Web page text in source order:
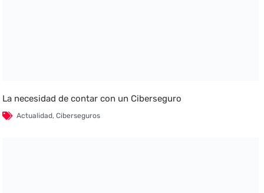
La necesidad de contar con un Ciberseguro
Actualidad,Ciberseguros